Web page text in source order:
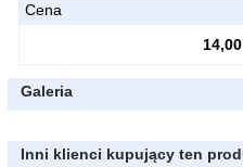
Cena
14,00
Galeria
Inni klienci kupujący ten